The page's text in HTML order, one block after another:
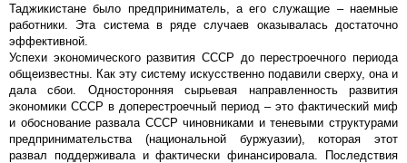
Таджикистане было предприниматель, а его служащие – наемные
работники. Эта система в ряде случаев оказывалась достаточно
эффективной.
Успехи экономического развития СССР до перестроечного периода
общеизвестны. Как эту систему искусственно подавили сверху, она и
дала сбои. Односторонняя сырьевая направленность развития
экономики СССР в доперестроечный период – это фактический миф
и обоснование развала СССР чиновниками и теневыми структурами
предпринимательства (национальной буржуазии), которая этот
развал поддерживала и фактически финансировала. Последствия